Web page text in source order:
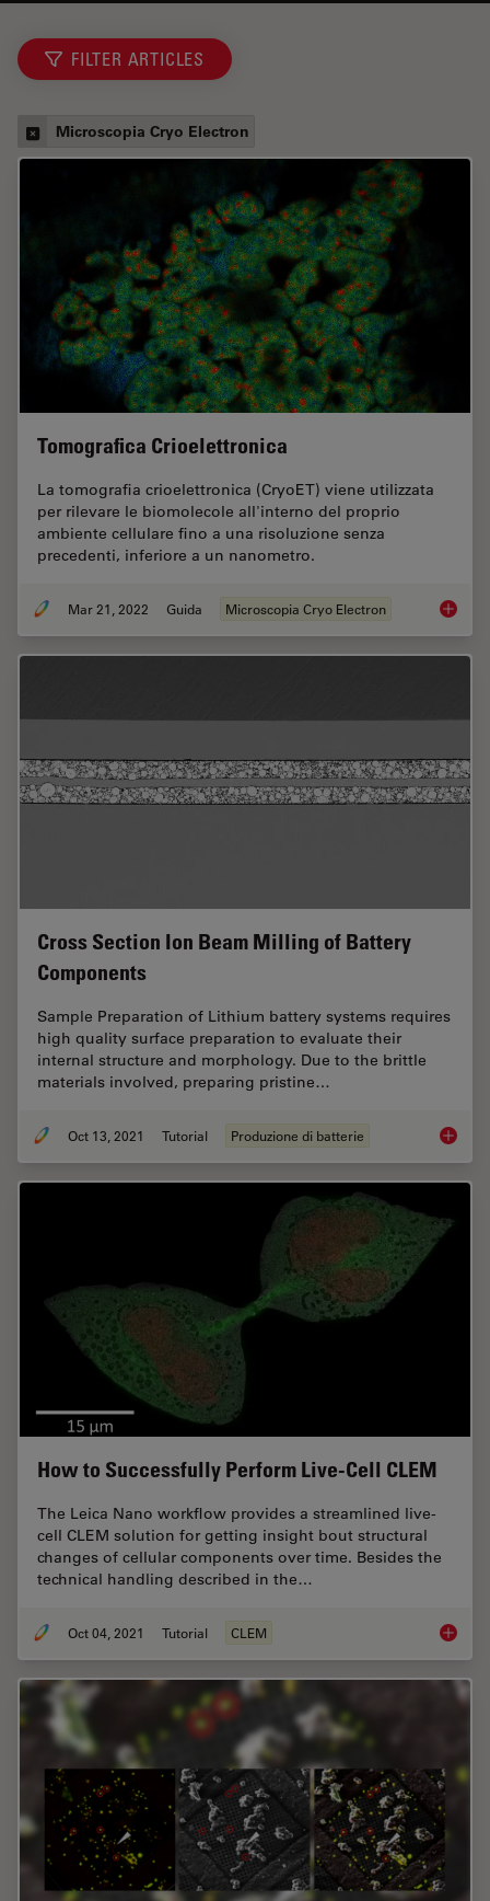
FILTER ARTICLES
Microscopia Cryo Electron
Tomografica Crioelettronica
La tomografia crioelettronica (CryoET) viene utilizzata
per rilevare le biomolecole all'interno del proprio
ambiente cellulare fino a una risoluzione senza
precedenti, inferiore a un nanometro.
Mar 21, 2022 Guida Microscopia Cryo Electron
Cross Section Ion Beam Milling of Battery
Components
Sample Preparation of Lithium battery systems requires
high quality surface preparation to evaluate their
internal structure and morphology. Due to the brittle
materials involved, preparing pristine…
Oct 13, 2021 Tutorial Produzione di batterie Cross
How to Successfully Perform Live-Cell CLEM
The Leica Nano workflow provides a streamlined live-
cell CLEM solution for getting insight bout structural
changes of cellular components over time. Besides the
technical handling described in the…
Oct 04, 2021 Tutorial CLEM How to